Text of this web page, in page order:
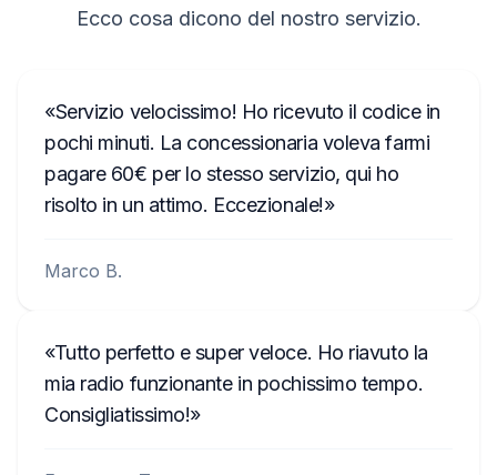
Ecco cosa dicono del nostro servizio.
Servizio velocissimo! Ho ricevuto il codice in
pochi minuti. La concessionaria voleva farmi
pagare 60€ per lo stesso servizio, qui ho
risolto in un attimo. Eccezionale!
Marco B.
Tutto perfetto e super veloce. Ho riavuto la
mia radio funzionante in pochissimo tempo.
Consigliatissimo!